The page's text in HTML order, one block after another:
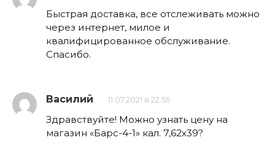
Быстрая доставка, все отслеживать можно
через интернет, милое и
квалифицированное обслуживание.
Спасибо.
Василий 11.07.2021 в 22:55
Здравствуйте! Можно узнать цену на
магазин «Барс-4-1» кал. 7,62х39?